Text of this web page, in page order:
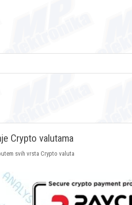
Crypto valutama
svih vrsta Crypto valuta